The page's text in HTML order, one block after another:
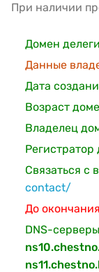
При наличии
Домен
Данные
Дата
Возраст
Владелец
Связаться с
contact/
До
DNS-